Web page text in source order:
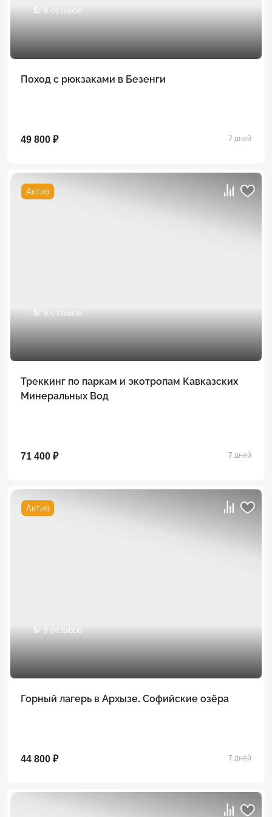
5/ 9 отзывов
Поход с рюкзаками в Безенги
49 800 ₽ 7 дней
Актив
5/ 9 отзывов
Треккинг по паркам и экотропам Кавказских
Минеральных Вод
71 400 ₽ 7 дней
Актив
5/ 9 отзывов
Горный лагерь в Архызе. Софийские озёра
44 800 ₽ 7 дней